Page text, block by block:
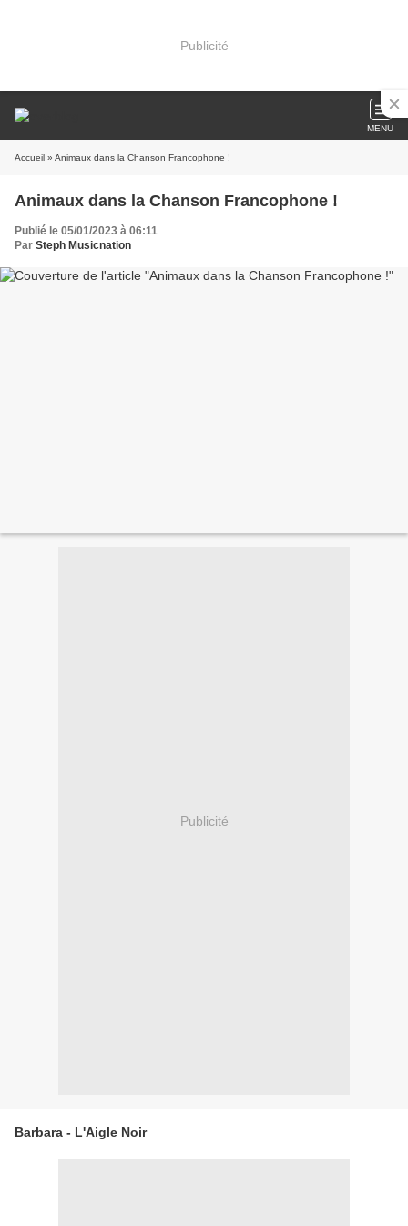
Publicité
MENU
Accueil » Animaux dans la Chanson Francophone !
Animaux dans la Chanson Francophone !
Publié le 05/01/2023 à 06:11
Par Steph Musicnation
Publicité
Barbara - L'Aigle Noir